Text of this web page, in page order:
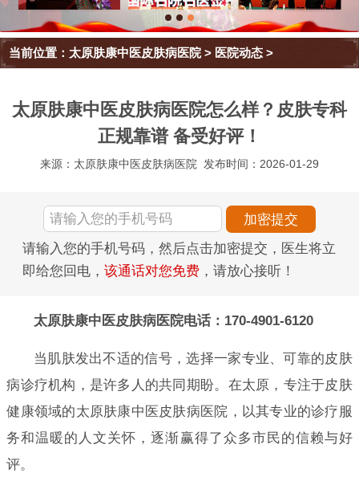
当前位置： 太原肤康中医皮肤病医院> 医院动态 >
太原肤康中医皮肤病医院怎么样？皮肤专科
正规靠谱 备受好评！
来源：太原肤康中医皮肤病医院 发布时间：2026-01-29
请输入您的手机号码，然后点击加密提交，医生将立
即给您回电， 该通话对您免费 ，请放心接听！
太原肤康中医皮肤病医院电话：170-4901-6120
当肌肤发出不适的信号，选择一家专业、可靠的皮肤
病诊疗机构，是许多人的共同期盼。在太原，专注于皮肤
健康领域的太原肤康中医皮肤病医院，以其专业的诊疗服
务和温暖的人文关怀，逐渐赢得了众多市民的信赖与好
评。